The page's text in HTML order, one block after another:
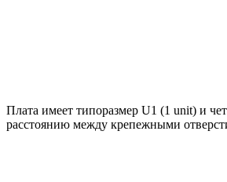
Плата имеет типоразмер U1 (1 unit) и
расстоянию между крепежными